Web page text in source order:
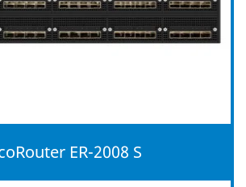
ER-2008 S